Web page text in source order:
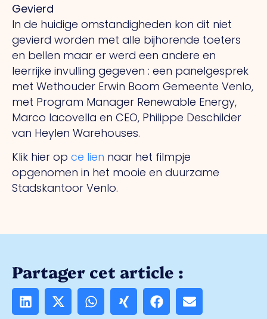
Gevierd
In de huidige omstandigheden kon dit niet
gevierd worden met alle bijhorende toeters
en bellen maar er werd een andere en
leerrijke invulling gegeven : een panelgesprek
met Wethouder Erwin Boom Gemeente Venlo,
met Program Manager Renewable Energy,
Marco Iacovella en CEO, Philippe Deschilder
van Heylen Warehouses.
Klik hier op ce lien naar het filmpje
opgenomen in het mooie en duurzame
Stadskantoor Venlo.
Partager cet article :